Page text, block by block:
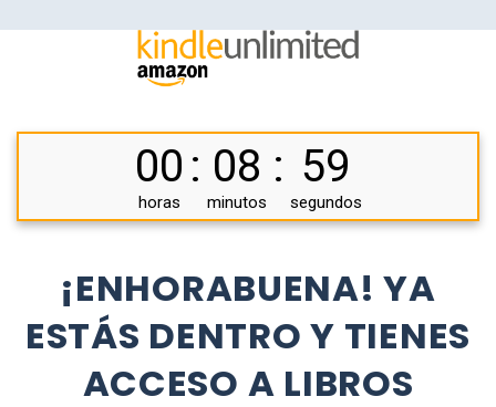
00
horas
: 08
minutos
: 59
segundos
¡ENHORABUENA! YA
ESTÁS DENTRO Y TIENES
ACCESO A LIBROS